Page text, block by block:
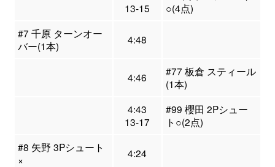
13-15
○(4点)
#7 千原 ターンオー
バー(1本)
4:48
4:46
#77 板倉 スティール
(1本)
4:43
13-17
#99 櫻田 2Pシュー
ト○(2点)
#8 矢野 3Pシュート
×
4:24